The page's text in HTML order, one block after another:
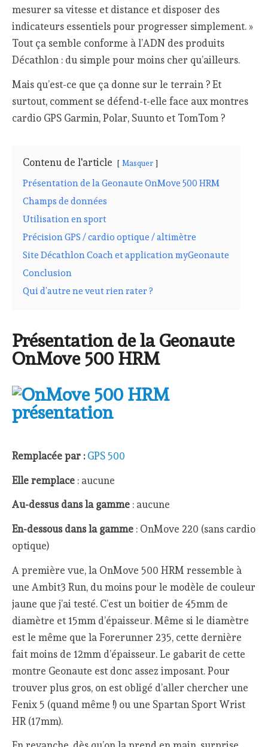
mesurer sa vitesse et distance et disposer des
indicateurs essentiels pour progresser simplement. »
Tout ça semble conforme à l’ADN des produits
Décathlon : du simple pour moins cher qu’ailleurs.
Mais qu’est-ce que ça donne sur le terrain ? Et
surtout, comment se défend-t-elle face aux montres
cardio GPS Garmin, Polar, Suunto et TomTom ?
Contenu de l'article Masquer
Présentation de la Geonaute OnMove 500 HRM
Champs de données
Utilisation en sport
Précision GPS / cardio optique / altimètre
Site Décathlon Coach et application myGeonaute
Conclusion
Qui d’autre ne veut rien rater ?
Présentation de la Geonaute
OnMove 500 HRM
Remplacée par : GPS 500
Elle remplace : aucune
Au-dessus dans la gamme : aucune
En-dessous dans la gamme : OnMove 220 (sans cardio
optique)
A première vue, la OnMove 500 HRM ressemble à
une Ambit3 Run, du moins pour le modèle de couleur
jaune que j’ai testé. C’est un boitier de 45mm de
diamètre et 15mm d’épaisseur. Même si le diamètre
est le même que la Forerunner 235, cette dernière
fait moins de 12mm d’épaisseur. Le gabarit de cette
montre Geonaute est donc assez imposant. Pour
trouver plus gros, on est obligé d’aller chercher une
Fenix 5 (quand même !) ou une Spartan Sport Wrist
HR (17mm).